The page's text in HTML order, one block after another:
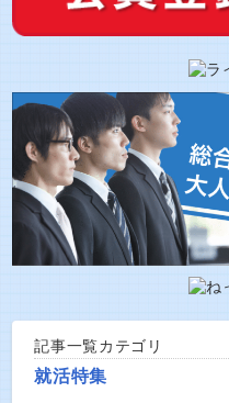
記事一覧カテゴリ
就活特集